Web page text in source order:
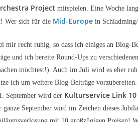
Project mitspielen. Eine Woche
Wer sich für die Mid-Europe in
mir recht ruhig, so dass ich einiges an Blog-
und ich bereite Round-Ups zu
möchtest!). Auch im Juli wird es eher
ich um weitere Blog-Beiträge
September wird der Kulturservice Link 10
ganze September wird im Zeichen dieses